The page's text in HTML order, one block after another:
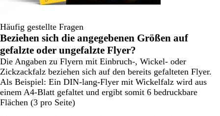
Häufig gestellte Fragen
Beziehen sich die angegebenen Größen auf
gefalzte oder ungefalzte Flyer?
Die Angaben zu Flyern mit Einbruch-, Wickel- oder
Zickzackfalz beziehen sich auf den bereits gefalteten Flyer.
Als Beispiel: Ein DIN-lang-Flyer mit Wickelfalz wird aus
einem A4-Blatt gefaltet und ergibt somit 6 bedruckbare
Flächen (3 pro Seite)